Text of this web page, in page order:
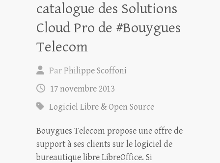
catalogue des Solutions
Cloud Pro de #Bouygues
Telecom
ParPhilippe Scoffoni
17 novembre 2013
Logiciel Libre & Open Source
Bouygues Telecom propose une offre de
support à ses clients sur le logiciel de
bureautique libre LibreOffice. Si